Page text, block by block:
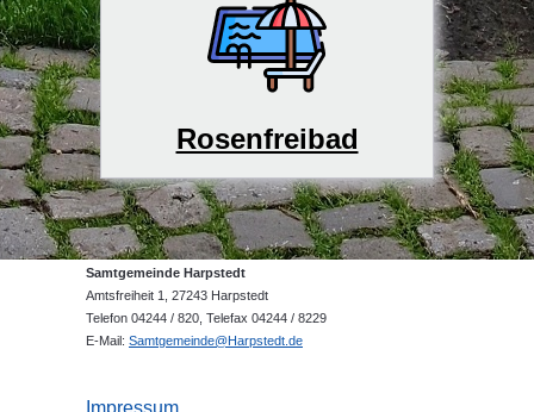
Rosenfreibad
Samtgemeinde Harpstedt
Amtsfreiheit 1, 27243 Harpstedt
Telefon 04244 / 820, Telefax 04244 / 8229
E-Mail: Samtgemeinde@Harpstedt.de
Impressum